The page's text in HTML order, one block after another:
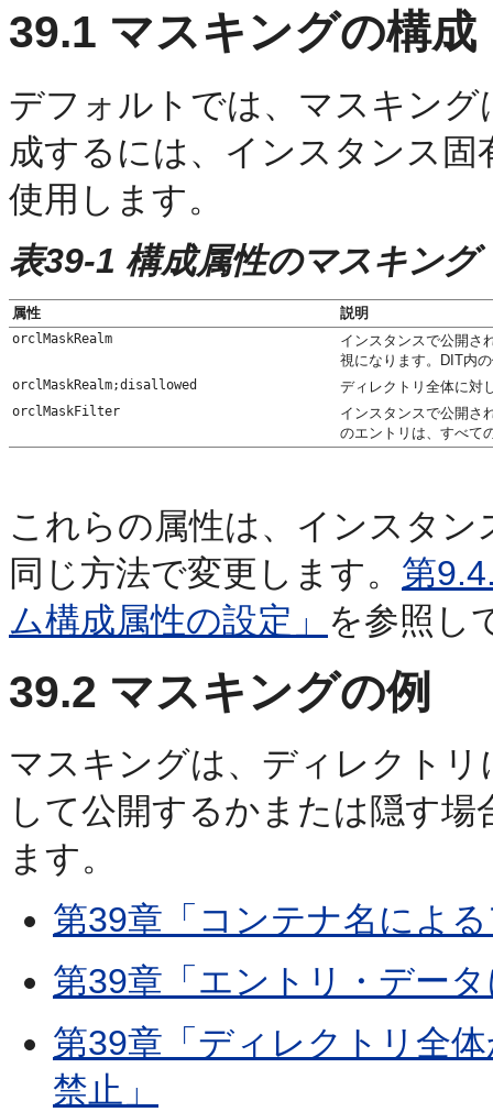
39.1 マスキングの構成
デフォルトでは、マスキン
成するには、インスタンス
使用します。
表39-1 構成属性のマスキング
属性 説明
orclMaskRealm
インスタンスで公開さ
視になります。DIT内
orclMaskRealm;disallowed ディレクトリ全体に対
orclMaskFilter
インスタンスで公開さ
のエントリは、すべて
これらの属性は、インスタ
同じ方法で変更します。 第
ム構成属性の設定」 を参照し
39.2 マスキングの例
マスキングは、ディレクト
して公開するかまたは隠す
ます。
第39章「コンテナ名によ
第39章「エントリ・デー
第39章「ディレクトリ全
禁止」